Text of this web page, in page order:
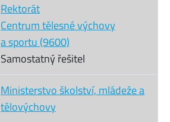
Rektorát
Centrum tělesné výchovy
a sportu (9600)
Samostatný řešitel
Ministerstvo školství, mládeže a
tělovýchovy